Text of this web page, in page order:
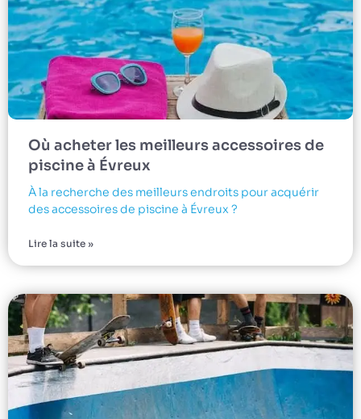
Où acheter les meilleurs accessoires de
piscine à Évreux
À la recherche des meilleurs endroits pour acquérir
des accessoires de piscine à Évreux ?
Lire la suite »